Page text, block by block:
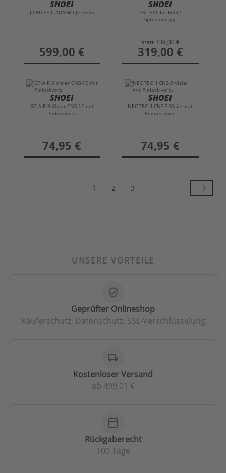
SHOEI
J-CRUISE II ADAGIO Jethelm
preis
599,00 €
SHOEI
SRL-EXT für NXR2
Sprechanlage
statt 339,00 €
preis
319,00 €
SHOEI
GT-AIR 3 Visier CNS-1C mit
Pinlockvorb.
preis
74,95 €
SHOEI
NEOTEC II CNS-3 Visier mit
Pinlock vorb.
preis
74,95 €
1 2 3
UNSERE VORTEILE
verified_user
Geprüfter Onlineshop
Käuferschutz, Datenschutz, SSL-Verschlüsselung
local_shipping
Kostenloser Versand
ab 499,01 €
calendar_today
Rückgaberecht
100 Tage